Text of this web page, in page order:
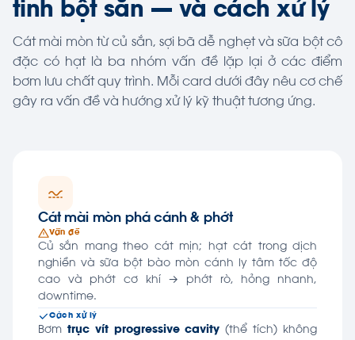
tinh bột sắn — và cách xử lý
Cát mài mòn từ củ sắn, sợi bã dễ nghẹt và sữa bột cô
đặc có hạt là ba nhóm vấn đề lặp lại ở các điểm
bơm lưu chất quy trình. Mỗi card dưới đây nêu cơ chế
gây ra vấn đề và hướng xử lý kỹ thuật tương ứng.
Cát mài mòn phá cánh & phớt
Vấn đề
Củ sắn mang theo cát mịn; hạt cát trong dịch
nghiền và sữa bột bào mòn cánh ly tâm tốc độ
cao và phớt cơ khí → phớt rò, hỏng nhanh,
downtime.
Cách xử lý
Bơm trục vít progressive cavity (thể tích) không